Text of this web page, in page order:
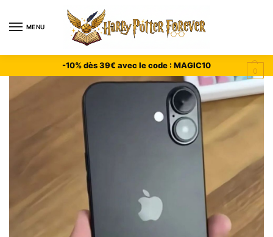
MENU
0
-10% dès 39€ avec le code : MAGIC10